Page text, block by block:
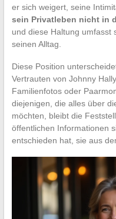
er sich weigert, seine
sein Privatleben nicht in
und diese Haltung umfasst
seinen Alltag.
Diese Position
Vertrauten von Johnny
Familienfotos oder
diejenigen, die alles über
möchten, bleibt die
öffentlichen Informationen
entschieden hat, sie aus